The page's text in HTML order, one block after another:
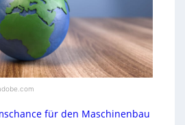
für den Maschinenbau